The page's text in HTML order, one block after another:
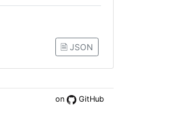
🗎 JSON
on GitHub